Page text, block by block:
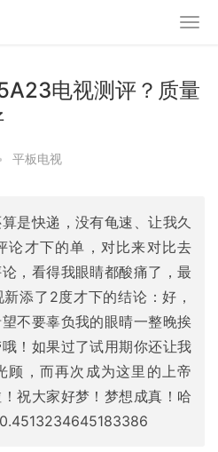
电视测评？质量
平板电视
是快递，没有龟速、让我久
论才下的单，对比来对比去
，看得我眼睛都酸痛了，最
添了2度才下的结论：好，
不要辜负我的眼晴一整晚挨
！如果过了试用期你还让我
顾，而再次成为这里的上帝
祝大家好梦！梦想成真！哈